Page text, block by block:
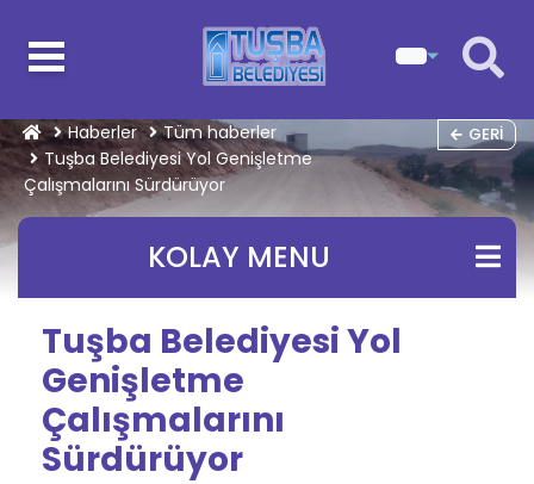
Haberler
Tüm haberler
Tuşba Belediyesi Yol Genişletme
Çalışmalarını Sürdürüyor
GERI
KOLAY MENU
Tuşba Belediyesi Yol
Genişletme
Çalışmalarını
Sürdürüyor